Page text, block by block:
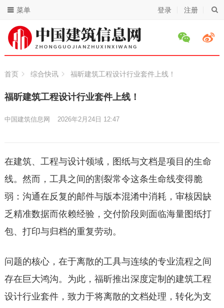
登录 注册
菜单
首页 综合快讯 福昕建筑工程设计行业套件上线！
福昕建筑工程设计行业套件上线！
中国建筑信息网 2026年2月24日 12:47
在建筑、工程与设计领域，图纸与文档是项目的生命
线。然而，工具之间的割裂常令这条生命线变得脆
弱：沟通在反复的邮件与版本混淆中消耗，审核因缺
乏精准数据而依赖经验，交付阶段则面临海量图纸打
包、打印与归档的重复劳动。
问题的核心，在于离散的工具与连续的专业流程之间
存在巨大鸿沟。为此，福昕推出深度定制的建筑工程
设计行业套件，致力于将离散的文档处理，转化为支